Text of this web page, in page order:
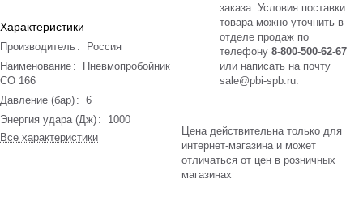
Характеристики
Производитель :
Россия
Наименование :
Пневмопробойник
СО 166
Давление (бар) : 6
Энергия удара (Дж) :
1000
Все характеристики
заказа. Условия поставки
товара можно уточнить в
отделе продаж по
телефону 8-800-500-62-67
или написать на почту
sale@pbi-spb.ru.
Цена действительна только для
интернет-магазина и может
отличаться от цен в розничных
магазинах